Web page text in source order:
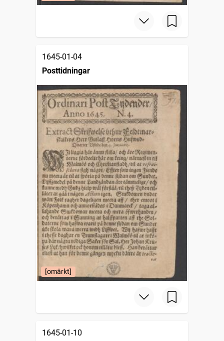
1645-01-04
Posttidningar
[omärkt]
1645-01-10